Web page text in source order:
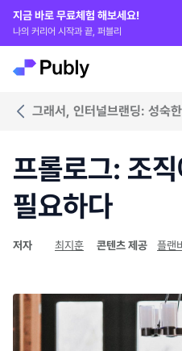
지금 바로 무료체험 해보세요!
나의 커리어 시작과 끝, 퍼블리
그래서, 인터널브랜딩: 성숙
프롤로그: 조직
필요하다
저자 최지훈 콘텐츠 제공 플랜